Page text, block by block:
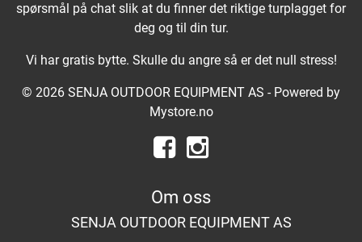
spørsmål på chat slik at du finner det riktige turplagget for
deg og til din tur.
Vi har gratis bytte. Skulle du angre så er det null stress!
© 2026 SENJA OUTDOOR EQUIPMENT AS - Powered by
Mystore.no
Om oss
SENJA OUTDOOR EQUIPMENT AS